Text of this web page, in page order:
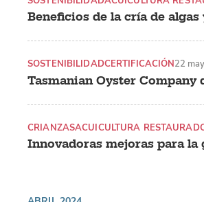
Beneficios de la cría de
Tasmanian Oyster
SOSTENIBILIDADCERTIFICACIÓN22
Innovadoras mejoras para la
CRIANZASACUICULTURA